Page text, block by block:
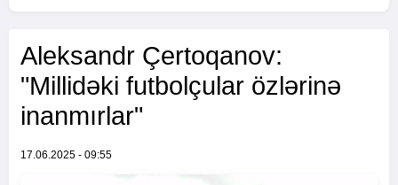
Aleksandr Çertoqanov:
"Millidəki futbolçular özlərinə
inanmırlar"
17.06.2025 - 09:55